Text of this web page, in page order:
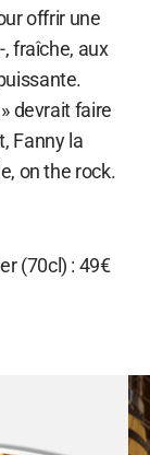
offrir une
fraîche, aux
devrait faire
Fanny la
on the rock.
(70cl) : 49€